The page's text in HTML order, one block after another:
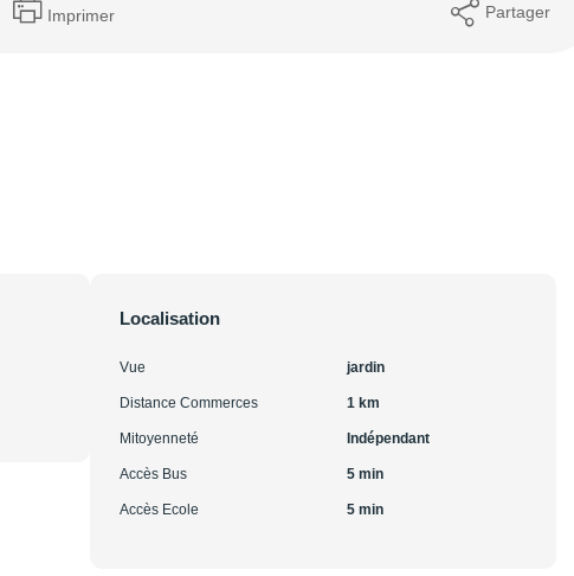
Imprimer Partager
Localisation
Vue jardin
Distance Commerces 1 km
Mitoyenneté Indépendant
Accès Bus 5 min
Accès Ecole 5 min